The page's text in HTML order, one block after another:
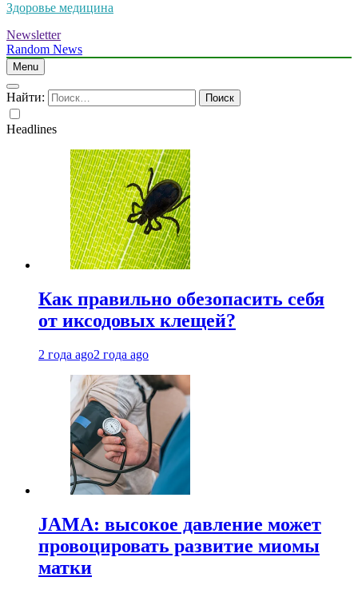
Здоровье медицина
Newsletter
Random News
Menu
Найти:
Headlines
Как правильно обезопасить себя
от иксодовых клещей?
2 года ago2 года ago
JAMA: высокое давление может
провоцировать развитие миомы
матки